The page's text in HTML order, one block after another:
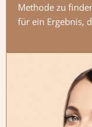
Methode zu
für ein Ergebnis,